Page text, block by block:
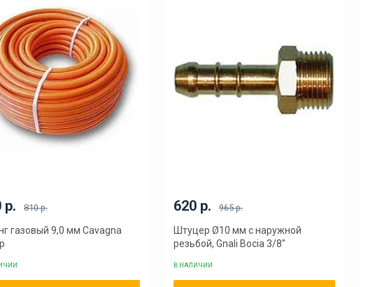
р. 810 р.
газовый 9,0 мм Cavagna
620 р. 965 р.
Штуцер Ø10 мм с наружной
резьбой, Gnali Bocia 3/8″
В НАЛИЧИИ